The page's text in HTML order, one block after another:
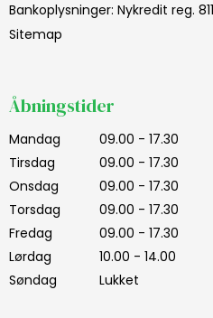
Bankoplysninger: Nykredit reg.
Sitemap
Åbningstider
Mandag
09.00 - 17.30
Tirsdag
09.00 - 17.30
Onsdag
09.00 - 17.30
Torsdag
09.00 - 17.30
Fredag
09.00 - 17.30
Lørdag
10.00 - 14.00
Søndag
Lukket